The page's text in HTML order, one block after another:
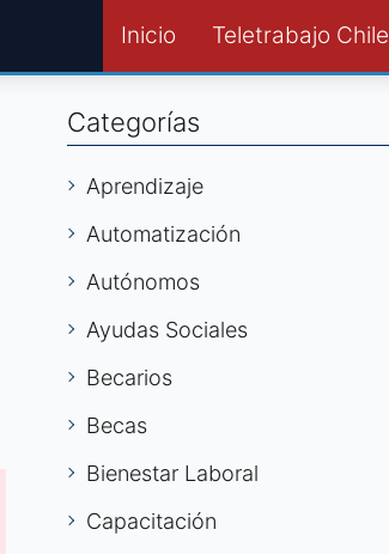
Inicio Teletrabajo Chile
Categorías
Aprendizaje
Automatización
Autónomos
Ayudas Sociales
Becarios
Becas
Bienestar Laboral
Capacitación